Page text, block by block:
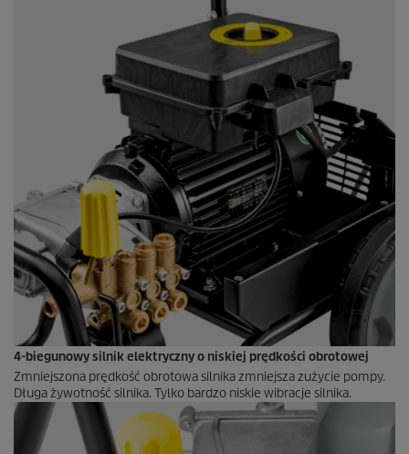
4-biegunowy silnik elektryczny o niskiej prędkości obrotowej
Zmniejszona prędkość obrotowa silnika zmniejsza zużycie pompy.
Długa żywotność silnika. Tylko bardzo niskie wibracje silnika.